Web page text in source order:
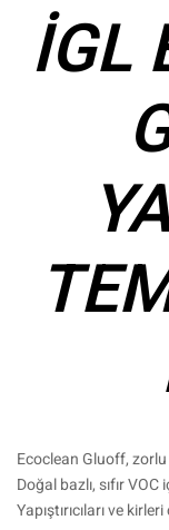
İGL
Ecoclean Gluoff, zorlu
Doğal bazlı, sıfır
Yapıştırıcıları ve